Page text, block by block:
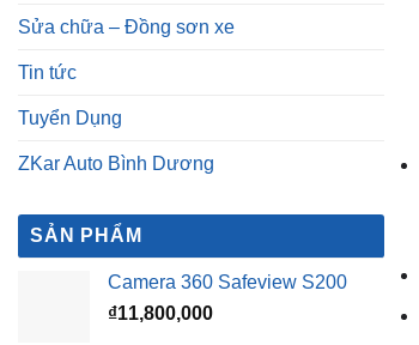
Sửa chữa – Đồng sơn xe
Tin tức
Tuyển Dụng
ZKar Auto Bình Dương
SẢN PHẨM
Camera 360 Safeview S200
₫11,800,000